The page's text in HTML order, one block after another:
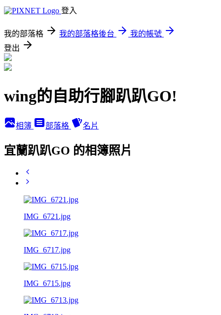
登入
我的部落格 我的部落格後台
我的帳號
登出
wing的自助行腳趴趴GO!
相簿 部落格 名片
宜蘭趴趴GO 的相簿照片
IMG_6721.jpg
IMG_6717.jpg
IMG_6715.jpg